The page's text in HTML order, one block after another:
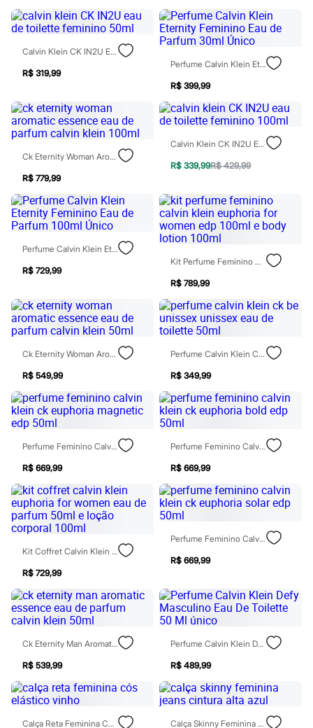
Sandálias
Sapatilhas
Marcas
City
Clock House
Sawary
Yessica
Moda esportiva
Acessórios
Blusas
Leggings
Shorts e Bermudas
Tops
Moda íntima
Calcinhas
Cintas e Modeladores
Meias
Pijamas
Biquínis
Maiôs
Saídas de praia
Plus size
Blusas e Camisetas
Calças
Casacos e Jaquetas
Jeans
Moda esportiva
Shorts e Saias
Vestidos
Em alta
Dia dos Pais
Inverno
Novidades
Roupas
Bermudas
Camisas
Calças
Camisetas e Regatas
Jeans
Polos
Acessórios
Chapéus e Bonés
Cintos
Carteiras
Óculos
Relógios
Calçados
Botas
Calvin Klein CK IN2U Eau De Toilette Feminino 50ml
R$ 319,99
Perfume Calvin Klein Eternity Feminino Eau De Parfum 30ml Único
R$ 399,99
Ck Eternity Woman Aromatic Essence Eau De Parfum Calvin Klein 100ml
R$ 779,99
Calvin Klein CK IN2U Eau De Toilette Feminino 100ml
R$ 339,99R$ 429,99
Perfume Calvin Klein Eternity Feminino Eau De Parfum 100ml Único
R$ 729,99
Kit Perfume Feminino Calvin Klein Euphoria For Women Edp 100ml E Body Lotion 100ml
R$ 789,99
Ck Eternity Woman Aromatic Essence Eau De Parfum Calvin Klein 50ml
R$ 549,99
Perfume Calvin Klein Ck Be Unissex Unissex Eau De Toilette 50ml
R$ 349,99
Perfume Feminino Calvin Klein Ck Euphoria Magnetic Edp 50ml
R$ 669,99
Perfume Feminino Calvin Klein Ck Euphoria Bold Edp 50ml
R$ 669,99
Kit Coffret Calvin Klein Euphoria For Women Eau De Parfum 50ml E Loção Corporal 100ml
R$ 729,99
Perfume Feminino Calvin Klein Ck Euphoria Solar Edp 50ml
R$ 669,99
Ck Eternity Man Aromatic Essence Eau De Parfum Calvin Klein 50ml
R$ 539,99
Perfume Calvin Klein Defy Masculino Eau De Toilette 50 Ml Único
R$ 489,99
Calça Reta Feminina Cós Elástico Vinho Calça Skinny Feminina Jeans Cintura Alta Azul